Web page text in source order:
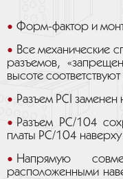
Форм-фактор и
Все механические
разъемов,
высоте
Разъем PCI заменен
Разъем PC/104
платы PC/104 наверху
Напрямую
расположенными